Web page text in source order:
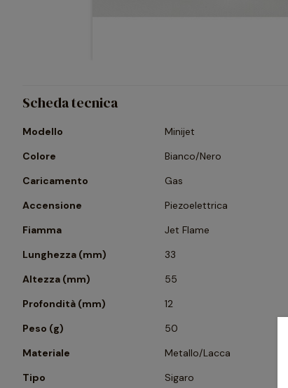
Scheda tecnica
Modello
Minijet
Colore
Bianco/Nero
Caricamento
Gas
Accensione
Piezoelettrica
Fiamma
Jet Flame
Lunghezza (mm)
33
Altezza (mm)
55
Profondità (mm)
12
Peso (g)
50
Materiale
Metallo/Lacca
Tipo
Sigaro